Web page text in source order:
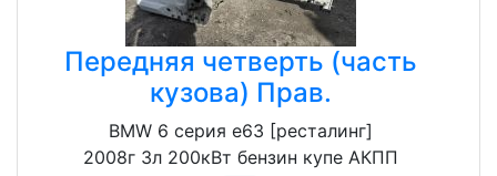
Передняя четверть (часть
кузова) Прав.
BMW 6 серия e63 [ресталинг]
2008г 3л 200кВт бензин купе АКПП